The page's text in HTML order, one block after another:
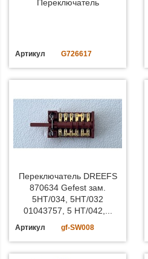
Переключатель
Артикул G726617
Переключатель DREEFS
870634 Gefest зам.
5HT/034, 5HT/032
01043757, 5 HT/042,...
Артикул gf-SW008